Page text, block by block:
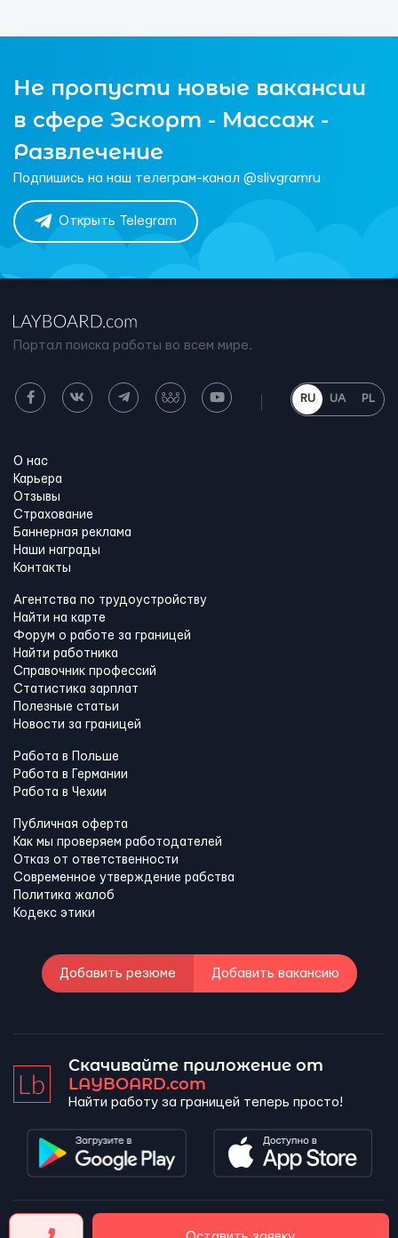
Не пропусти новые вакансии
в сфере Эскорт - Массаж -
Развлечение
Подпишись на наш телеграм-канал @slivgramru
Открыть Telegram
Портал поиска работы во всем мире.
RU UA PL
О нас
Карьера
Отзывы
Страхование
Баннерная реклама
Наши награды
Контакты
Агентства по трудоустройству
Найти на карте
Форум о работе за границей
Найти работника
Справочник профессий
Статистика зарплат
Полезные статьи
Новости за границей
Работа в Польше
Работа в Германии
Работа в Чехии
Публичная оферта
Как мы проверяем работодателей
Отказ от ответственности
Современное утверждение рабства
Политика жалоб
Кодекс этики
Добавить резюме Добавить вакансию
Скачивайте приложение от
LAYBOARD.com
Найти работу за границей теперь просто!
LAYBOARD, SL Copyright 2026 ©